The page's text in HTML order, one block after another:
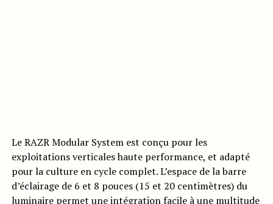
Le RAZR Modular System est conçu pour les
exploitations verticales haute performance, et adapté
pour la culture en cycle complet. L’espace de la barre
d’éclairage de 6 et 8 pouces (15 et 20 centimètres) du
luminaire permet une intégration facile à une multitude